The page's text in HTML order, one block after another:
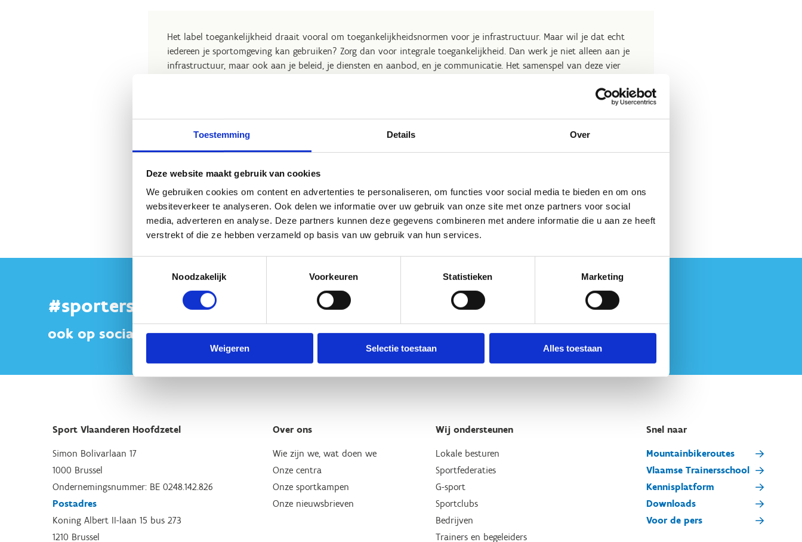
Toestemming Details Over
Deze website maakt gebruik van cookies
We gebruiken cookies om content en advertenties te personaliseren, om functies voor social media te bieden en om ons
websiteverkeer te analyseren. Ook delen we informatie over uw gebruik van onze site met onze partners voor social
media, adverteren en analyse. Deze partners kunnen deze gegevens combineren met andere informatie die u aan ze heeft
verstrekt of die ze hebben verzameld op basis van uw gebruik van hun services.
Noodzakelijk
Voorkeuren Statistieken Marketing
Weigeren Selectie toestaan Alles toestaan
Het label toegankelijkheid draait vooral om toegankelijkheidsnormen voor je infrastructuur. Maar wil je dat echt
iedereen je sportomgeving kan gebruiken? Zorg dan voor integrale toegankelijkheid. Dan werk je niet alleen aan je
infrastructuur, maar ook aan je beleid, je diensten en aanbod, en je communicatie. Het samenspel van deze vier
#sportersbelevenmeer
ook op sociale media
Sport Vlaanderen Hoofdzetel
Simon Bolivarlaan 17
1000 Brussel
Ondernemingsnummer: BE 0248.142.826
Postadres
Koning Albert II-laan 15 bus 273
1210 Brussel
Over ons
Wie zijn we, wat doen we
Onze centra
Onze sportkampen
Onze nieuwsbrieven
Wij ondersteunen
Lokale besturen
Sportfederaties
G-sport
Sportclubs
Bedrijven
Trainers en begeleiders
Snel naar
Mountainbikeroutes
Vlaamse Trainersschool
Kennisplatform
Downloads
Voor de pers